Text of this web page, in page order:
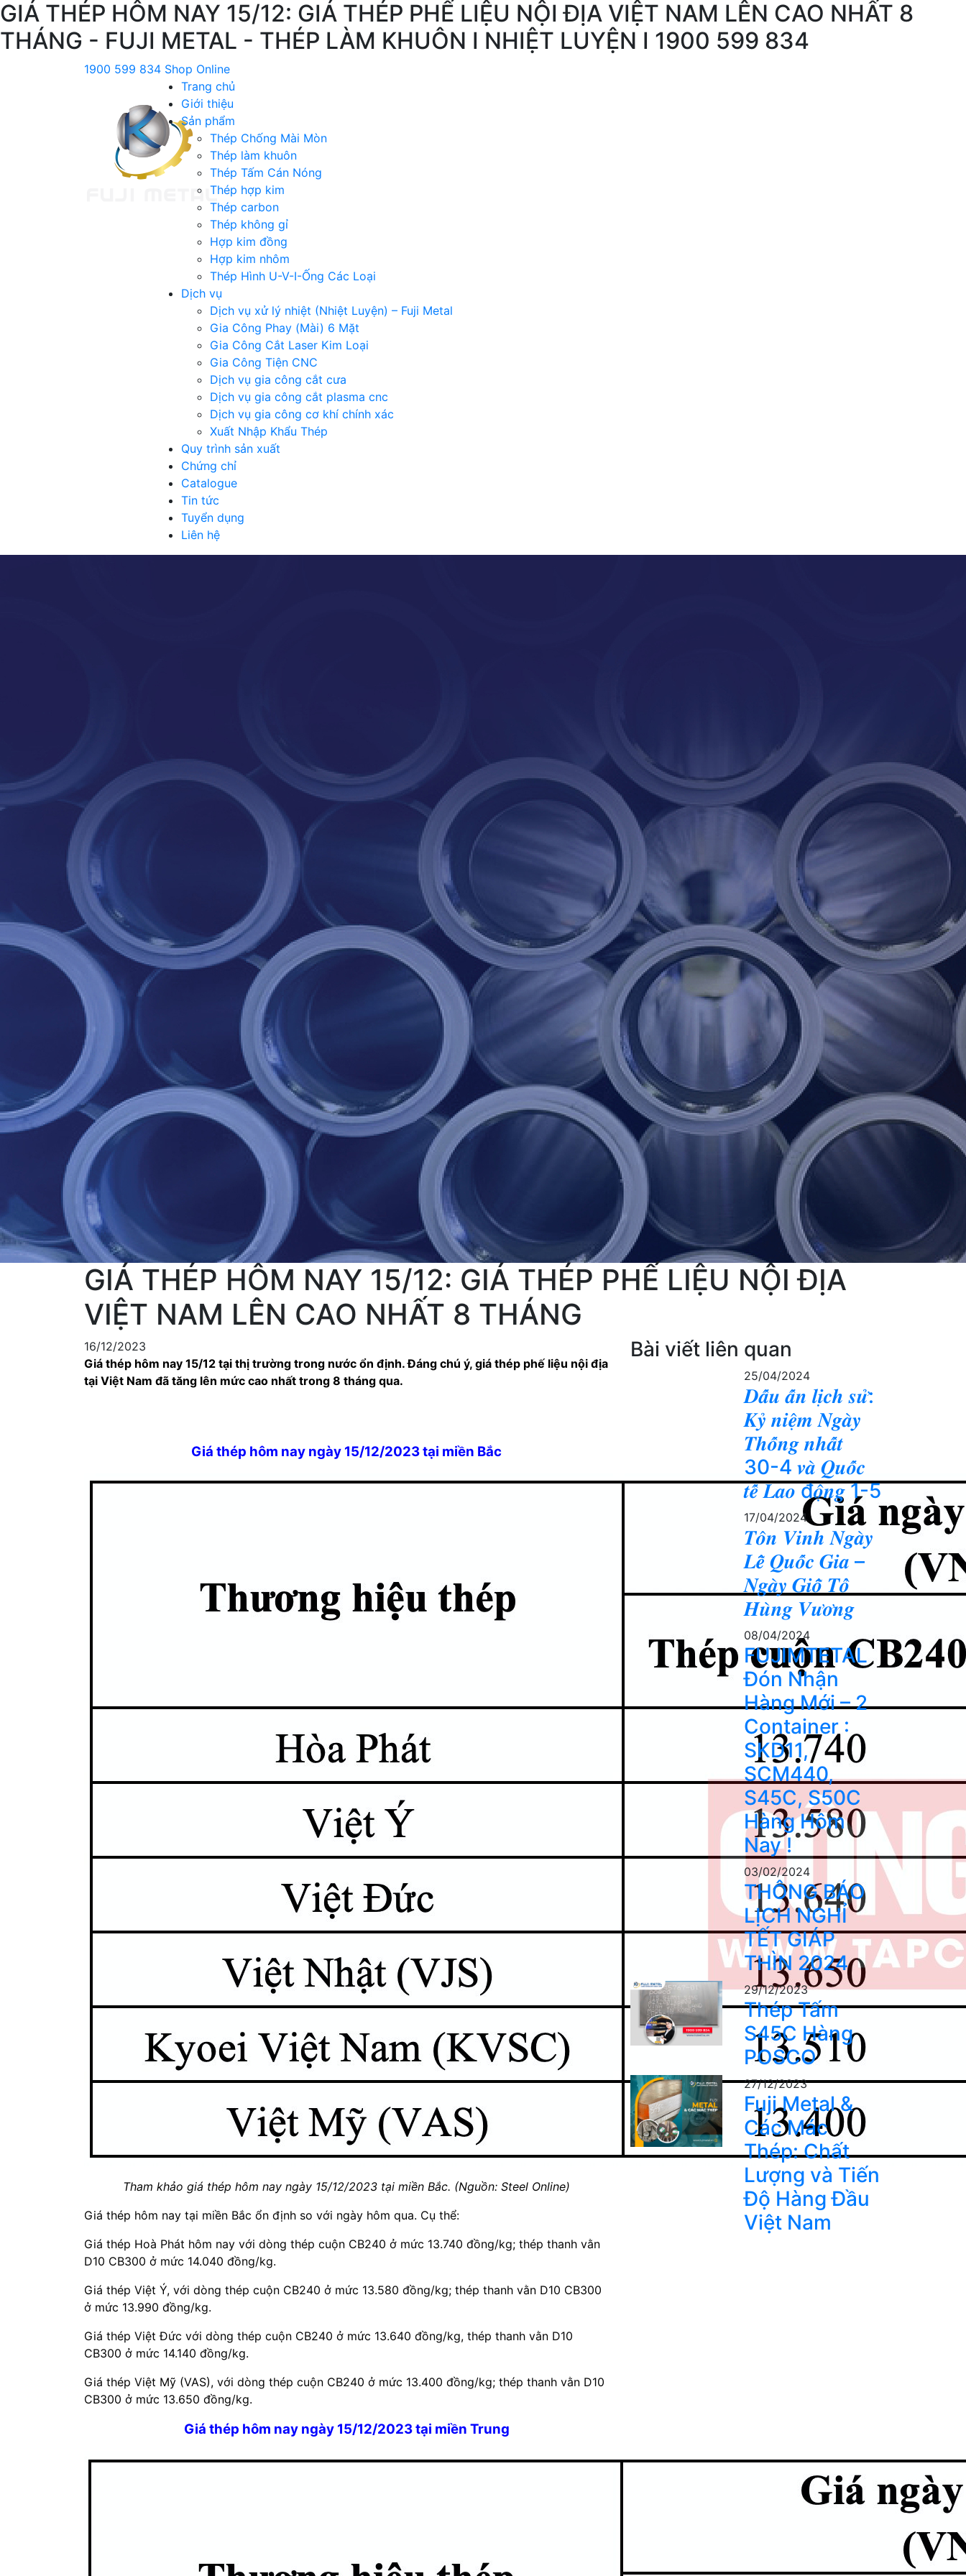
GIÁ THÉP HÔM NAY 15/12: GIÁ THÉP PHẾ LIỆU NỘI ĐỊA VIỆT NAM LÊN CAO NHẤT 8
THÁNG - FUJI METAL - THÉP LÀM KHUÔN I NHIỆT LUYỆN I 1900 599 834
1900 599 834 Shop Online
Trang chủ
Giới thiệu
Sản phẩm
Thép Chống Mài Mòn
Thép làm khuôn
Thép Tấm Cán Nóng
Thép hợp kim
Thép carbon
Thép không gỉ
Hợp kim đồng
Hợp kim nhôm
Thép Hình U-V-I-Ống Các Loại
Dịch vụ
Dịch vụ xử lý nhiệt (Nhiệt Luyện) – Fuji Metal
Gia Công Phay (Mài) 6 Mặt
Gia Công Cắt Laser Kim Loại
Gia Công Tiện CNC
Dịch vụ gia công cắt cưa
Dịch vụ gia công cắt plasma cnc
Dịch vụ gia công cơ khí chính xác
Xuất Nhập Khẩu Thép
Quy trình sản xuất
Chứng chỉ
Catalogue
Tin tức
Tuyển dụng
Liên hệ
GIÁ THÉP HÔM NAY 15/12: GIÁ THÉP PHẾ LIỆU NỘI ĐỊA
VIỆT NAM LÊN CAO NHẤT 8 THÁNG
16/12/2023
Giá thép hôm nay 15/12 tại thị trường trong nước ổn định. Đáng chú ý, giá thép phế liệu nội địa
tại Việt Nam đã tăng lên mức cao nhất trong 8 tháng qua.
Giá thép hôm nay ngày 15/12/2023 tại miền Bắc
Tham khảo giá thép hôm nay ngày 15/12/2023 tại miền Bắc. (Nguồn: Steel Online)
Giá thép hôm nay tại miền Bắc ổn định so với ngày hôm qua. Cụ thể:
Giá thép Hoà Phát hôm nay với dòng thép cuộn CB240 ở mức 13.740 đồng/kg; thép thanh vằn
D10 CB300 ở mức 14.040 đồng/kg.
Giá thép Việt Ý, với dòng thép cuộn CB240 ở mức 13.580 đồng/kg; thép thanh vằn D10 CB300
ở mức 13.990 đồng/kg.
Giá thép Việt Đức với dòng thép cuộn CB240 ở mức 13.640 đồng/kg, thép thanh vằn D10
CB300 ở mức 14.140 đồng/kg.
Giá thép Việt Mỹ (VAS), với dòng thép cuộn CB240 ở mức 13.400 đồng/kg; thép thanh vằn D10
CB300 ở mức 13.650 đồng/kg.
Giá thép hôm nay ngày 15/12/2023 tại miền Trung
Bài viết liên quan
25/04/2024
𝑫𝒂̂́𝒖 𝒂̂́𝒏 𝒍𝒊̣𝒄𝒉 𝒔𝒖̛̉:
𝑲𝒚̉ 𝒏𝒊𝒆̣̂𝒎 𝑵𝒈𝒂̀𝒚
𝑻𝒉𝒐̂́𝒏𝒈 𝒏𝒉𝒂̂́𝒕
30-4 𝒗𝒂̀ 𝑸𝒖𝒐̂́𝒄
𝒕𝒆̂́ 𝑳𝒂𝒐 đ𝒐̣̂𝒏𝒈 1-5
17/04/2024
𝑻𝒐̂𝒏 𝑽𝒊𝒏𝒉 𝑵𝒈𝒂̀𝒚
𝑳𝒆̂̃ 𝑸𝒖𝒐̂́𝒄 𝑮𝒊𝒂 –
𝑵𝒈𝒂̀𝒚 𝑮𝒊𝒐̂̃ 𝑻𝒐̂̉
𝑯𝒖̀𝒏𝒈 𝑽𝒖̛𝒐̛𝒏𝒈
08/04/2024
FUJIMTETAL
Đón Nhận
Hàng Mới – 2
Container :
SKD11,
SCM440,
S45C, S50C
Hàng Hôm
Nay !
03/02/2024
THÔNG BÁO
LỊCH NGHỈ
TẾT GIÁP
THÌN 2024
29/12/2023
Thép Tấm
S45C Hàng
POSCO
27/12/2023
Fuji Metal &
Các Mác
Thép: Chất
Lượng và Tiến
Độ Hàng Đầu
Việt Nam